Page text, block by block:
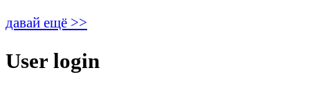
давай ещё >>
User login